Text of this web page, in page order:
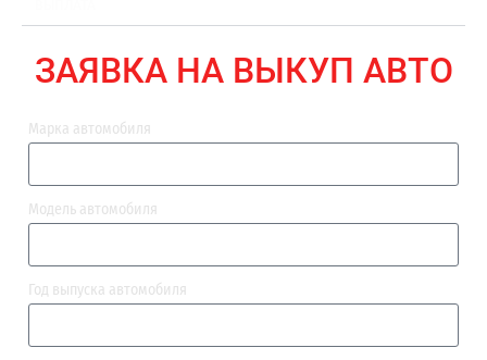
ЗАЯВКА НА ВЫКУП АВТО
Марка автомобиля
Модель автомобиля
Год выпуска автомобиля